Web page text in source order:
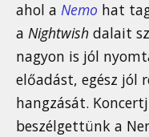
ahol a Nemo hat
a Nightwish dalait
nagyon is jól
előadást, egész jól
hangzását.
beszélgettünk a